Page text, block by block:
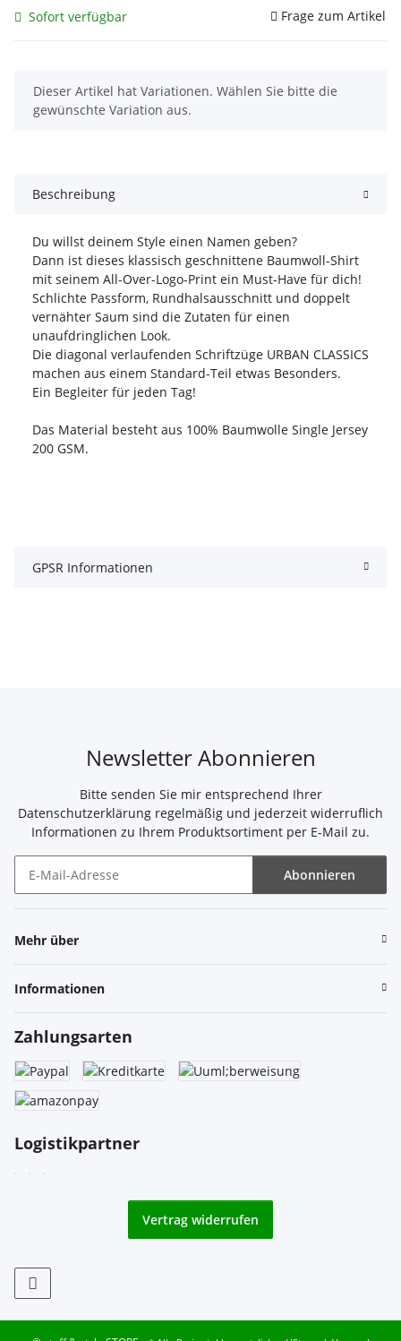
Sofort verfügbar Frage zum Artikel
x
Dieser Artikel hat Variationen. Wählen Sie bitte die
gewünschte Variation aus.
Beschreibung
Du willst deinem Style einen Namen geben?
Dann ist dieses klassisch geschnittene Baumwoll-Shirt
mit seinem All-Over-Logo-Print ein Must-Have für dich!
Schlichte Passform, Rundhalsausschnitt und doppelt
vernähter Saum sind die Zutaten für einen
unaufdringlichen Look.
Die diagonal verlaufenden Schriftzüge URBAN CLASSICS
machen aus einem Standard-Teil etwas Besonders.
Ein Begleiter für jeden Tag!
Das Material besteht aus 100% Baumwolle Single Jersey
200 GSM.
GPSR Informationen
Newsletter Abonnieren
Bitte senden Sie mir entsprechend Ihrer
Datenschutzerklärung regelmäßig und jederzeit widerruflich
Informationen zu Ihrem Produktsortiment per E-Mail zu.
Abonnieren
Mehr über
Informationen
Zahlungsarten
Logistikpartner
Vertrag widerrufen